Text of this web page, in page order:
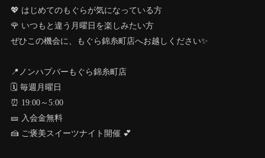
💖 はじめてのもぐらが気になっている方
🌹 いつもと違う月曜日を楽しみたい方
ぜひこの機会に、もぐら錦糸町店へお越しください✨
📍ノンハプバーもぐら錦糸町店
🗓 毎週月曜日
⏰ 19:00～5:00
🎫 入会金無料
🍰 ご褒美スイーツナイト開催 💕